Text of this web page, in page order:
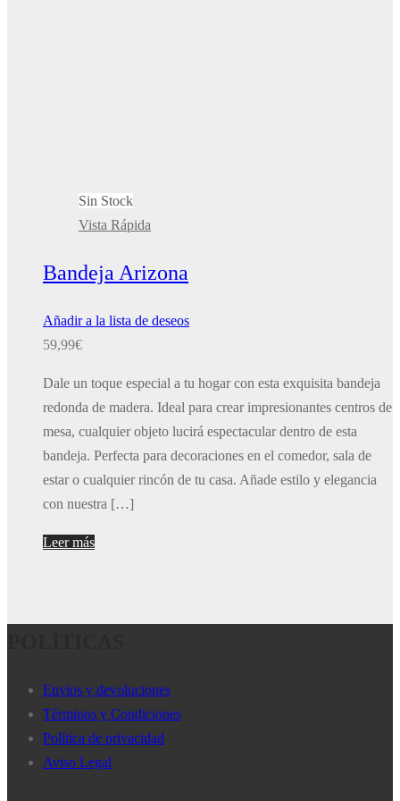
Sin Stock
Vista Rápida
Bandeja Arizona
Añadir a la lista de deseos
59,99€
Dale un toque especial a tu hogar con esta exquisita bandeja
redonda de madera. Ideal para crear impresionantes centros de
mesa, cualquier objeto lucirá espectacular dentro de esta
bandeja. Perfecta para decoraciones en el comedor, sala de
estar o cualquier rincón de tu casa. Añade estilo y elegancia
con nuestra […]
Leer más
Envíos y devoluciones
Términos y Condiciones
Política de privacidad
Aviso Legal